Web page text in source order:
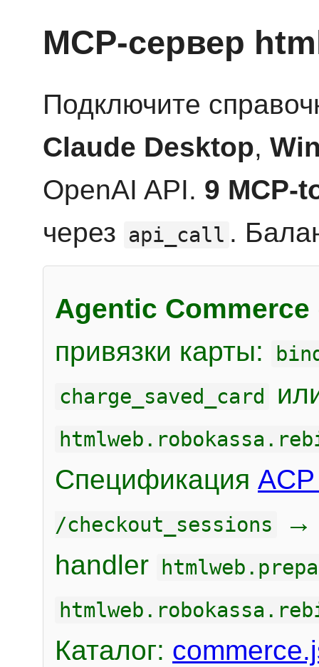
MCP-сервер
Подключите
Claude Desktop,
OpenAI API. 9 MCP-
через api_call .
Agentic Commerce
привязки карты:
charge_saved_card
Спецификация
/checkout_sessions
handler
Каталог: